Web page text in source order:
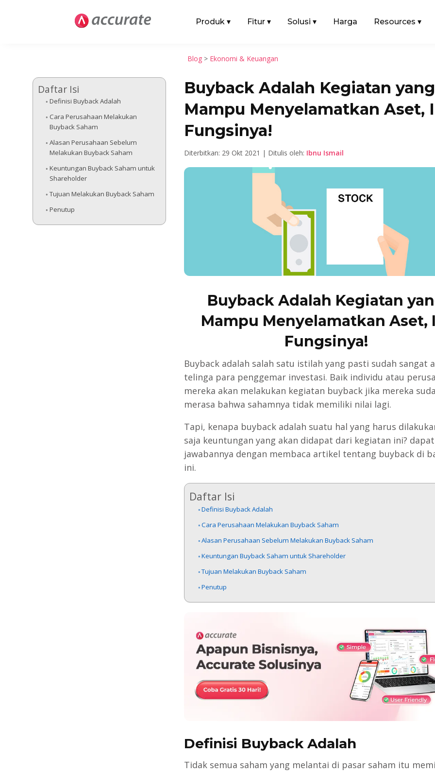
Produk ▾ Fitur ▾ Solusi ▾ Harga Resources ▾
Blog > Ekonomi & Keuangan
Daftar Isi
Definisi Buyback Adalah
Cara Perusahaan Melakukan
Buyback Saham
Alasan Perusahaan Sebelum
Melakukan Buyback Saham
Keuntungan Buyback Saham untuk
Shareholder
Tujuan Melakukan Buyback Saham
Penutup
Buyback Adalah Kegiatan yang
Mampu Menyelamatkan Aset,
Fungsinya!
Diterbitkan: 29 Okt 2021 | Ditulis oleh: Ibnu Ismail
Buyback Adalah Kegiatan
Mampu Menyelamatkan Aset,
Fungsinya!
Buyback adalah salah satu istilah yang pasti sudah sangat
telinga para penggemar investasi. Baik individu atau
mereka akan melakukan kegiatan buyback jika mereka
merasa bahwa sahamnya tidak memiliki nilai lagi.
Tapi, kenapa buyback adalah suatu hal yang harus
saja keuntungan yang akan didapat dari kegiatan ini?
jawabannya dengan membaca artikel tentang buyback di
ini.
Daftar Isi
Definisi Buyback Adalah
Cara Perusahaan Melakukan Buyback Saham
Alasan Perusahaan Sebelum Melakukan Buyback Saham
Keuntungan Buyback Saham untuk Shareholder
Tujuan Melakukan Buyback Saham
Penutup
Definisi Buyback Adalah
Tidak semua saham yang melantai di pasar saham itu